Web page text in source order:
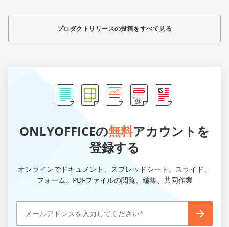
プロダクトリリースの投稿をすべて見る
ONLYOFFICEの無料アカウントを
登録する
オンラインでドキュメント、スプレッドシート、スライド、
フォーム、PDFファイルの閲覧、編集、共同作業